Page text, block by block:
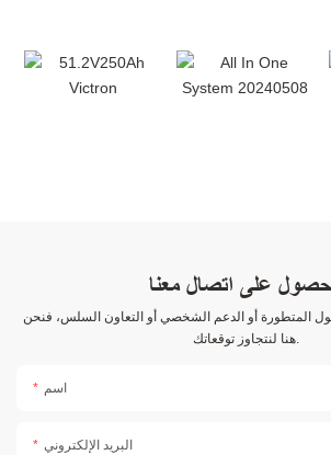
على اتصال معنا
المتطورة أو الدعم الشخصي أو التعاون السلس، فنحن
هنا لنتجاوز توقعاتك.
اسم
البريد الإلكتروني